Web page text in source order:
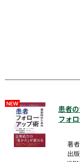
患者
フォ
著者
出